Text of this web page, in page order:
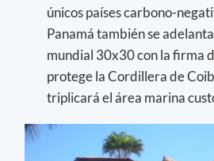
únicos países carbono-
Panamá también se
mundial 30x30 con la firma
protege la Cordillera de
triplicará el área marina